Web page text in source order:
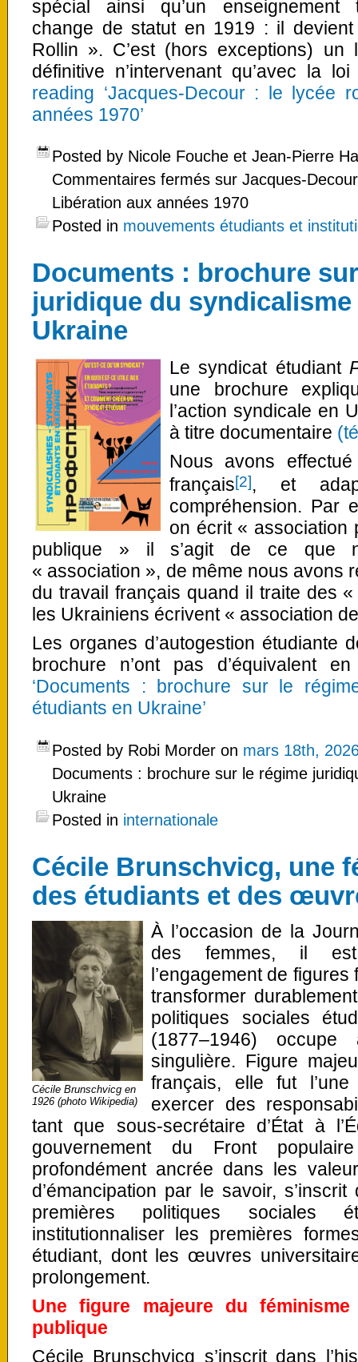
spécial ainsi qu’un enseignement
change de statut en 1919 : il
Rollin ». C’est (hors exceptions)
définitive n’intervenant qu’avec la
reading ‘Jacques-Decour : le lycée
années 1970’
Posted by Nicole Fouche et Jean-Pierre
Commentaires fermés sur Jacques-
Libération aux années 1970
Posted in mouvements étudiants et
Documents : brochure
juridique du
Ukraine
Le syndicat étudiant
une brochure
l’action syndicale en
à titre documentaire
Nous avons
français[2], et
compréhension. Par
on écrit « association
publique » il s’agit de ce que
« association », de même nous avons
du travail français quand il traite des
les Ukrainiens écrivent « association
Les organes d’autogestion étudiante
brochure n’ont pas d’équivalent
‘Documents : brochure sur le
étudiants en Ukraine’
Posted by Robi Morder on mars 18th,
Documents : brochure sur le régime
Ukraine
Posted in internationale
Cécile Brunschvicg, une
des étudiants et des
Cécile Brunschvicg en
1926 (photo Wikipedia)
À l’occasion de la
des femmes, il
l’engagement de
transformer
politiques sociales
(1877–1946)
singulière. Figure
français, elle fut
exercer des
tant que sous-secrétaire d’État à
gouvernement du Front
profondément ancrée dans les
d’émancipation par le savoir,
premières politiques sociales
institutionnaliser les premières
étudiant, dont les œuvres
prolongement.
Une figure majeure du
publique
Cécile Brunschvicg s’inscrit dans